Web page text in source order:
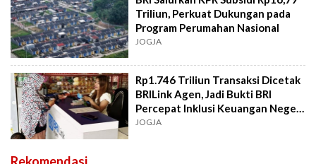
Triliun, Perkuat Dukungan pada
Program Perumahan Nasional
JOGJA
Rp1.746 Triliun Transaksi Dicetak
BRILink Agen, Jadi Bukti BRI
Percepat Inklusi Keuangan Negeri
Kita
JOGJA